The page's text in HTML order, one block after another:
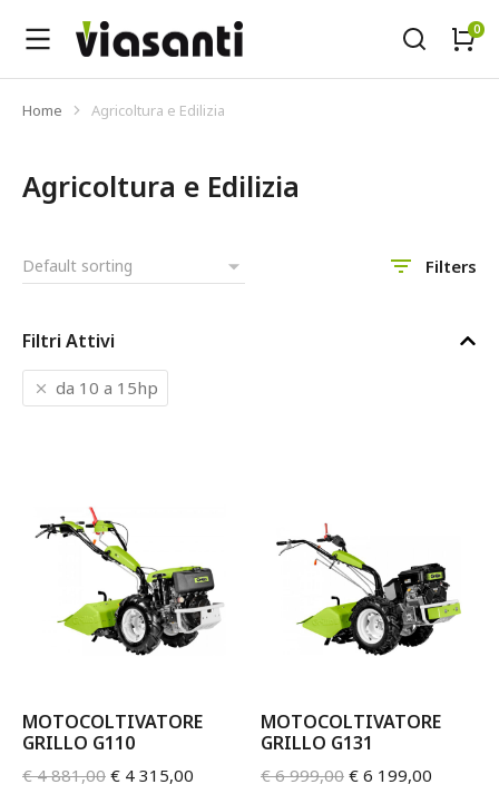
Tu sei qui:
Home Agricoltura e Edilizia
Agricoltura e Edilizia
Filters
Filtri Attivi
da 10 a 15hp
MOTOCOLTIVATORE
GRILLO G110
€4 881,00 € 4 315,00
MOTOCOLTIVATORE
GRILLO G131
€6 999,00 € 6 199,00